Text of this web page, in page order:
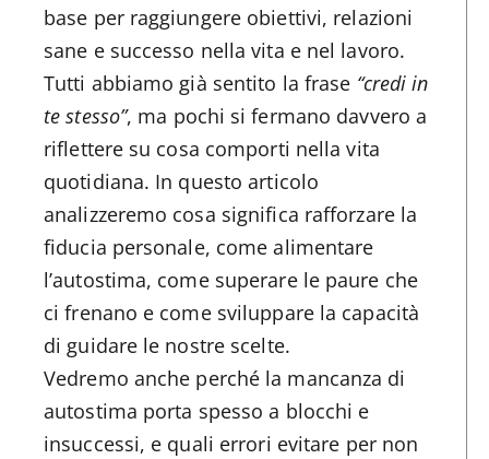
base per raggiungere obiettivi, relazioni
sane e successo nella vita e nel lavoro.
Tutti abbiamo già sentito la frase “credi in
te stesso”, ma pochi si fermano davvero a
riflettere su cosa comporti nella vita
quotidiana. In questo articolo
analizzeremo cosa significa rafforzare la
fiducia personale, come alimentare
l’autostima, come superare le paure che
ci frenano e come sviluppare la capacità
di guidare le nostre scelte.
Vedremo anche perché la mancanza di
autostima porta spesso a blocchi e
insuccessi, e quali errori evitare per non